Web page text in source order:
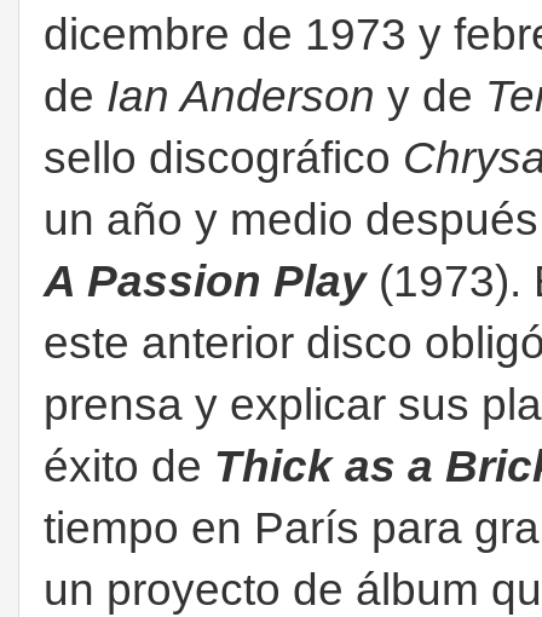
dicembre de 1973 y
de Ian Anderson y de
sello discográfico
un año y medio
A Passion Play(1973).
este anterior disco
prensa y explicar sus
éxito de Thick as a
tiempo en París para
un proyecto de álbum